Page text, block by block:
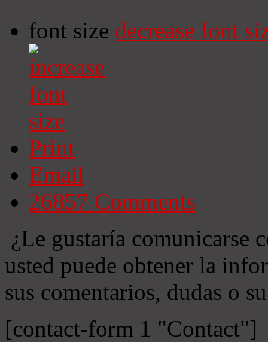
font size decrease font
Print
Email
26857 Comments
¿Le gustaría comunicarse
usted puede obtener la
sus comentarios, dudas o
[contact-form 1 "Contact"]